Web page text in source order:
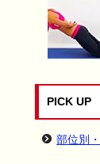
PICK UP
部位別